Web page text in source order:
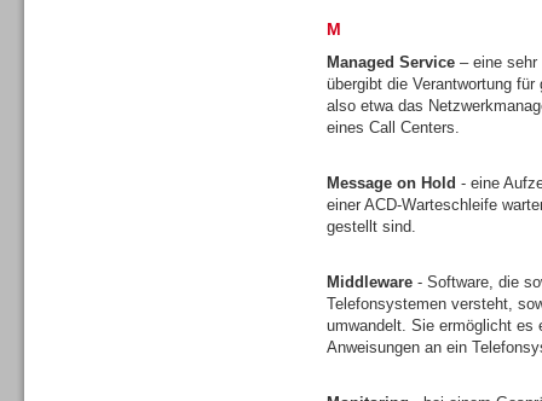
M
Managed Service – eine sehr
übergibt die Verantwortung
also etwa das
eines Call Centers.
Message on Hold - eine
einer ACD-Warteschleife
gestellt sind.
Middleware - Software, die
Telefonsystemen versteht,
umwandelt. Sie ermöglicht es
Anweisungen an ein